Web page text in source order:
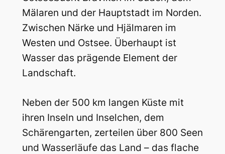
Mälaren und der Hauptstadt im Norden.
Zwischen Närke und Hjälmaren im
Westen und Ostsee. Überhaupt ist
Wasser das prägende Element der
Landschaft.
Neben der 500 km langen Küste mit
ihren Inseln und Inselchen, dem
Schärengarten, zerteilen über 800 Seen
und Wasserläufe das Land – das flache